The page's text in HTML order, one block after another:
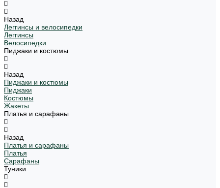
Назад
Леггинсы и велосипедки
Леггинсы
Велосипедки
Пиджаки и костюмы
Назад
Пиджаки и костюмы
Пиджаки
Костюмы
Жакеты
Платья и сарафаны
Назад
Платья и сарафаны
Платья
Сарафаны
Туники